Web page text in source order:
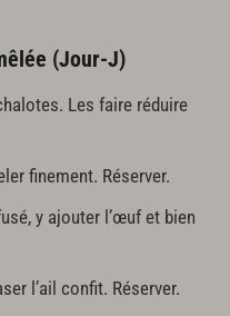
(Jour-J)
Les faire réduire
finement. Réserver.
y ajouter l’œuf et bien
l’ail confit. Réserver.